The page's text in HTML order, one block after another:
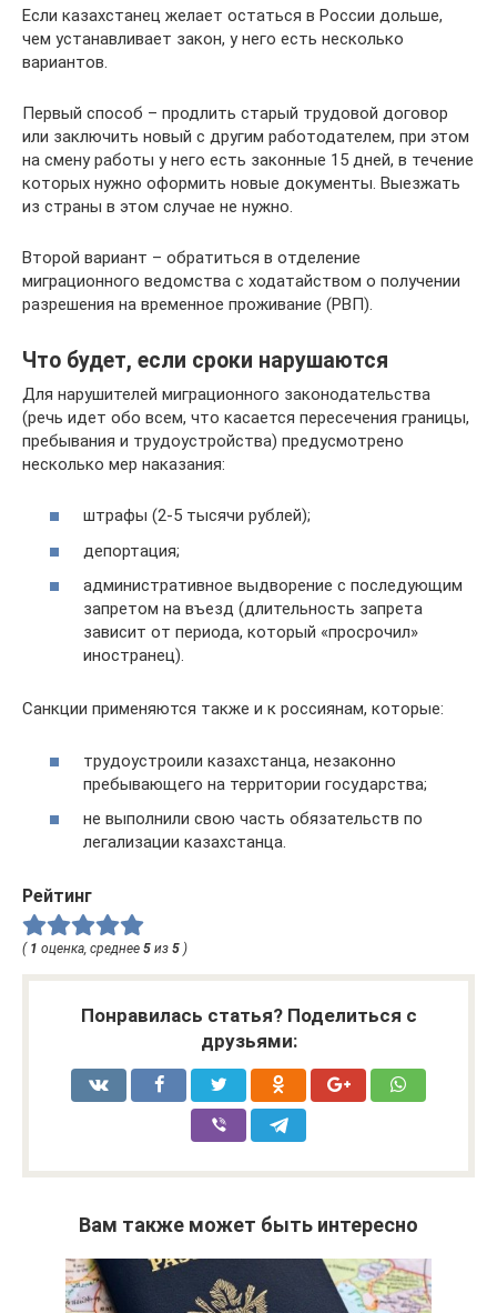
Если казахстанец желает остаться в России дольше,
чем устанавливает закон, у него есть несколько
вариантов.
Первый способ – продлить старый трудовой договор
или заключить новый с другим работодателем, при этом
на смену работы у него есть законные 15 дней, в течение
которых нужно оформить новые документы. Выезжать
из страны в этом случае не нужно.
Второй вариант – обратиться в отделение
миграционного ведомства с ходатайством о получении
разрешения на временное проживание (РВП).
Что будет, если сроки нарушаются
Для нарушителей миграционного законодательства
(речь идет обо всем, что касается пересечения границы,
пребывания и трудоустройства) предусмотрено
несколько мер наказания:
штрафы (2-5 тысячи рублей);
депортация;
административное выдворение с последующим
запретом на въезд (длительность запрета
зависит от периода, который «просрочил»
иностранец).
Санкции применяются также и к россиянам, которые:
трудоустроили казахстанца, незаконно
пребывающего на территории государства;
не выполнили свою часть обязательств по
легализации казахстанца.
Рейтинг
( 1 оценка, среднее 5 из 5 )
Понравилась статья? Поделиться с
друзьями:
Вам также может быть интересно